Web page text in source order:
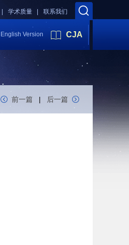
联系我们
学术质量 |
English Version CJA
前一篇 | 后一篇